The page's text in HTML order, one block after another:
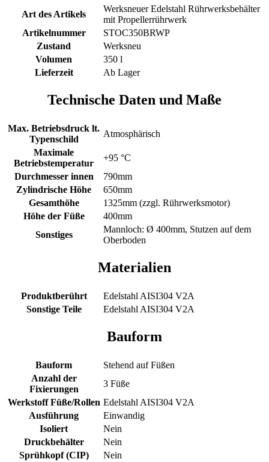
Art des Artikels
Werksneuer Edelstahl Rührwerksbehälter
mit Propellerrührwerk
Artikelnummer
STOC350BRWP
Zustand
Werksneu
Volumen
350 l
Lieferzeit
Ab Lager
Technische Daten und Maße
Max. Betriebsdruck lt.
Typenschild
Atmosphärisch
Maximale
Betriebstemperatur
+95 °C
Durchmesser innen
790mm
Zylindrische Höhe
650mm
Gesamthöhe
1325mm (zzgl. Rührwerksmotor)
Höhe der Füße
400mm
Sonstiges
Mannloch: Ø 400mm, Stutzen auf dem
Oberboden
Materialien
Produktberührt
Edelstahl AISI304 V2A
Sonstige Teile
Edelstahl AISI304 V2A
Bauform
Bauform
Stehend auf Füßen
Anzahl der
Fixierungen
3 Füße
Werkstoff Füße/Rollen Edelstahl AISI304 V2A
Ausführung
Einwandig
Isoliert
Nein
Druckbehälter
Nein
Sprühkopf (CIP)
Nein